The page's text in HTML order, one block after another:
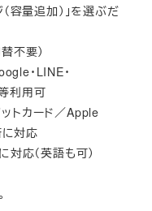
容量追加）」を選ぶだ
不要）
・LINE・
利用可
トカード／Apple
対応
応（英語も可）